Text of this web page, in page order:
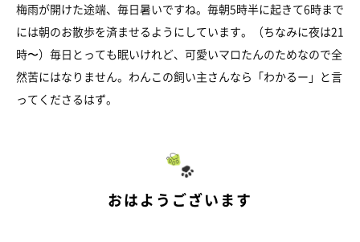
梅雨が開けた途端、毎日暑いですね。毎朝5時半に起きて6時まで
には朝のお散歩を済ませるようにしています。（ちなみに夜は21
時〜）毎日とっても眠いけれど、可愛いマロたんのためなので全
然苦にはなりません。わんこの飼い主さんなら「わかるー」と言
ってくださるはず。
おはようございます